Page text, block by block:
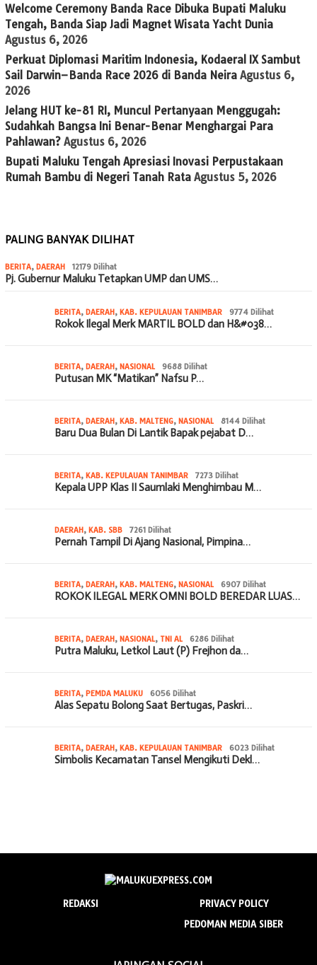
Welcome Ceremony Banda Race Dibuka Bupati Maluku
Tengah, Banda Siap Jadi Magnet Wisata Yacht Dunia
Agustus 6, 2026
Perkuat Diplomasi Maritim Indonesia, Kodaeral IX Sambut
Sail Darwin–Banda Race 2026 di Banda Neira Agustus 6,
2026
Jelang HUT ke-81 RI, Muncul Pertanyaan Menggugah:
Sudahkah Bangsa Ini Benar-Benar Menghargai Para
Pahlawan? Agustus 6, 2026
Bupati Maluku Tengah Apresiasi Inovasi Perpustakaan
Rumah Bambu di Negeri Tanah Rata Agustus 5, 2026
PALING BANYAK DILIHAT
BERITA, DAERAH 12179 Dilihat
Pj. Gubernur Maluku Tetapkan UMP dan UMS…
BERITA, DAERAH, KAB. KEPULAUAN TANIMBAR 9774 Dilihat
Rokok Ilegal Merk MARTIL BOLD dan H&#038…
BERITA, DAERAH, NASIONAL 9688 Dilihat
Putusan MK “Matikan” Nafsu P…
BERITA, DAERAH, KAB. MALTENG, NASIONAL 8144 Dilihat
Baru Dua Bulan Di Lantik Bapak pejabat D…
BERITA, KAB. KEPULAUAN TANIMBAR 7273 Dilihat
Kepala UPP Klas II Saumlaki Menghimbau M…
DAERAH, KAB. SBB 7261 Dilihat
Pernah Tampil Di Ajang Nasional, Pimpina…
BERITA, DAERAH, KAB. MALTENG, NASIONAL 6907 Dilihat
ROKOK ILEGAL MERK OMNI BOLD BEREDAR LUAS…
BERITA, DAERAH, NASIONAL, TNI AL 6286 Dilihat
Putra Maluku, Letkol Laut (P) Frejhon da…
BERITA, PEMDA MALUKU 6056 Dilihat
Alas Sepatu Bolong Saat Bertugas, Paskri…
BERITA, DAERAH, KAB. KEPULAUAN TANIMBAR 6023 Dilihat
Simbolis Kecamatan Tansel Mengikuti Dekl…
REDAKSI
PRIVACY POLICY
PEDOMAN MEDIA SIBER